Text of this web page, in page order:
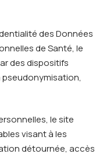
des Données
de Santé, le
des dispositifs
le site
visant à les
détournée, accès